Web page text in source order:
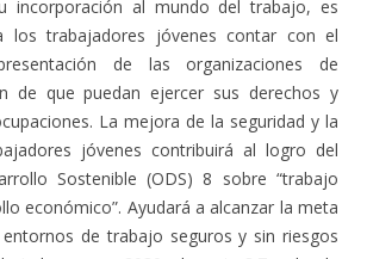
incorporación al mundo del trabajo, es
los trabajadores jóvenes contar con el
de las organizaciones de
de que puedan ejercer sus derechos y
La mejora de la seguridad y la
jóvenes contribuirá al logro del
Sostenible (ODS) 8 sobre “trabajo
económico”. Ayudará a alcanzar la meta
de trabajo seguros y sin riesgos